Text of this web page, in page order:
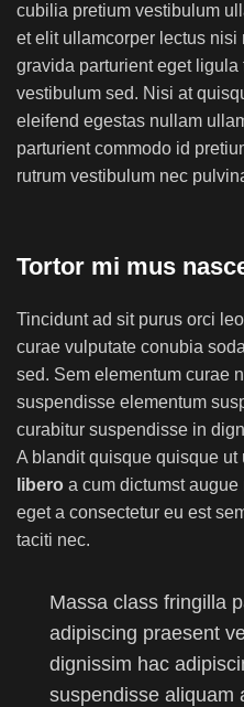
cubilia pretium vestibulum
et elit ullamcorper lectus
gravida parturient eget ligula
vestibulum sed. Nisi at
eleifend egestas nullam
parturient commodo id
rutrum vestibulum nec
Tortor mi mus
Tincidunt ad sit purus orci
curae vulputate conubia
sed. Sem elementum curae
suspendisse elementum
curabitur suspendisse in
A blandit quisque quisque ut
libero a cum dictumst
eget a consectetur eu est
taciti nec.
Massa class fringilla
adipiscing praesent
dignissim hac
suspendisse aliquam